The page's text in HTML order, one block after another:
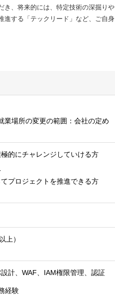
き、将来的には、特定技術の深掘りや
進する「テックリード」など、ご自身
場所の変更の範囲：会社の定め
的にチャレンジしていける方
プロジェクトを推進できる方
上）
計、WAF、IAM権限管理、認証
経験